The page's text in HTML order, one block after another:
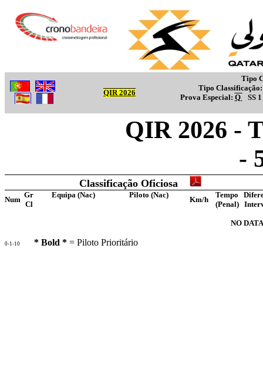
QIR 2026
Tipo
Tipo
Prova Especial: Q
SS 1
QIR 2026 -
-
Classificação Oficiosa
Num
Gr Equipa (Nac) Piloto (Nac)
Km/h
Tempo
Cl
(Penal)
NO
0-1-10 * Bold * = Piloto Prioritário